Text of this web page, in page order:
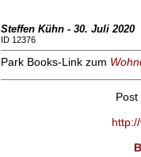
Steffen Kühn - 30. Juli 2020
ID 12376
Park Books-Link zum